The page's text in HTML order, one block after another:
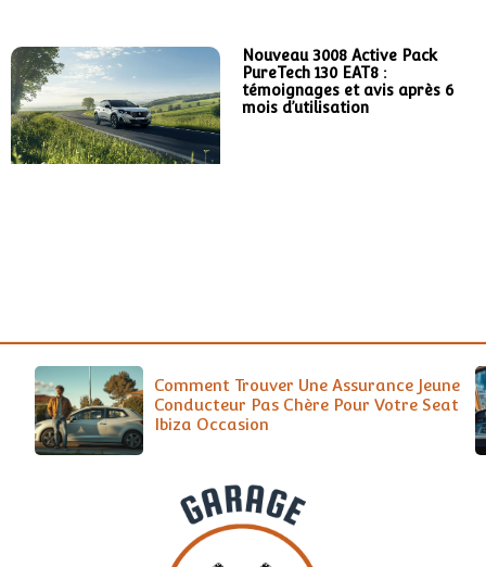
Nouveau 3008 Active Pack
PureTech 130 EAT8 :
témoignages et avis après 6
mois d’utilisation
Comment Trouver Une Assurance Jeune
Conducteur Pas Chère Pour Votre Seat
Ibiza Occasion